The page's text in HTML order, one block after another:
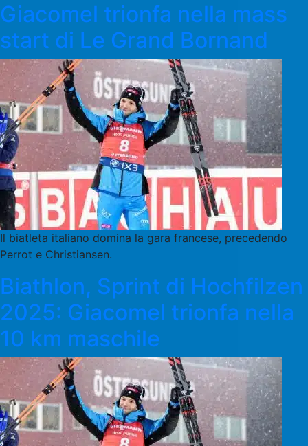
Giacomel trionfa nella mass
start di Le Grand Bornand
Il biatleta italiano domina la gara francese, precedendo
Perrot e Christiansen.
Biathlon, Sprint di Hochfilzen
2025: Giacomel trionfa nella
10 km maschile